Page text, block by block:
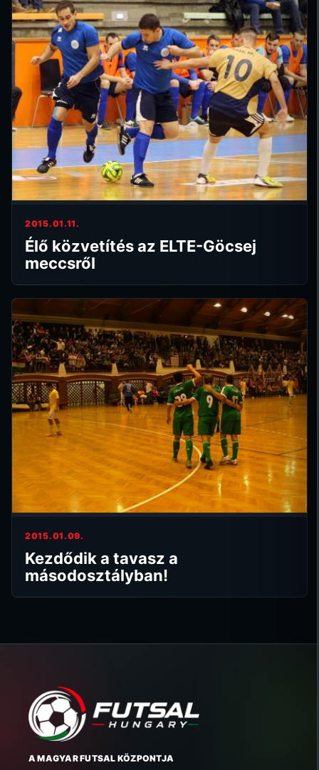
2015.01.11.
Élő közvetítés az ELTE-Göcsej
meccsről
2015.01.09.
Kezdődik a tavasz a
másodosztályban!
A MAGYAR FUTSAL KÖZPONTJA